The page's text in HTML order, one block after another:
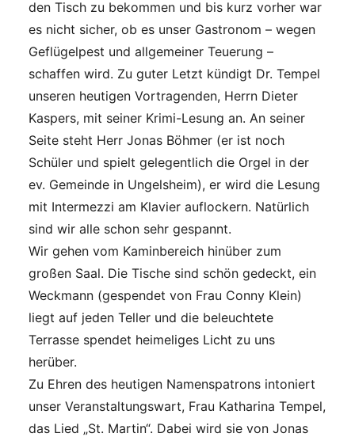
den Tisch zu bekommen und bis kurz vorher war
es nicht sicher, ob es unser Gastronom – wegen
Geflügelpest und allgemeiner Teuerung –
schaffen wird. Zu guter Letzt kündigt Dr. Tempel
unseren heutigen Vortragenden, Herrn Dieter
Kaspers, mit seiner Krimi-Lesung an. An seiner
Seite steht Herr Jonas Böhmer (er ist noch
Schüler und spielt gelegentlich die Orgel in der
ev. Gemeinde in Ungelsheim), er wird die Lesung
mit Intermezzi am Klavier auflockern. Natürlich
sind wir alle schon sehr gespannt.
Wir gehen vom Kaminbereich hinüber zum
großen Saal. Die Tische sind schön gedeckt, ein
Weckmann (gespendet von Frau Conny Klein)
liegt auf jeden Teller und die beleuchtete
Terrasse spendet heimeliges Licht zu uns
herüber.
Zu Ehren des heutigen Namenspatrons intoniert
unser Veranstaltungswart, Frau Katharina Tempel,
das Lied „St. Martin“. Dabei wird sie von Jonas